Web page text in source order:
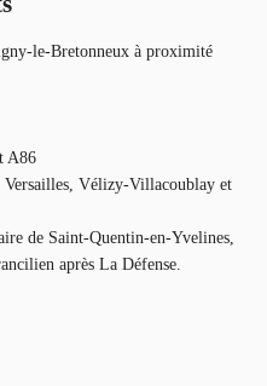
le-Bretonneux à proximité
A86
Versailles, Vélizy-Villacoublay et
de Saint-Quentin-en-Yvelines,
après La Défense.